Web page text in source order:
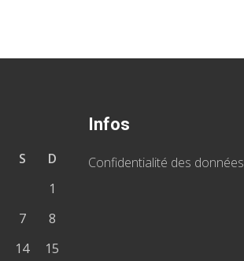
S
D
1
7
8
14
15
Infos
Confidentialité des données